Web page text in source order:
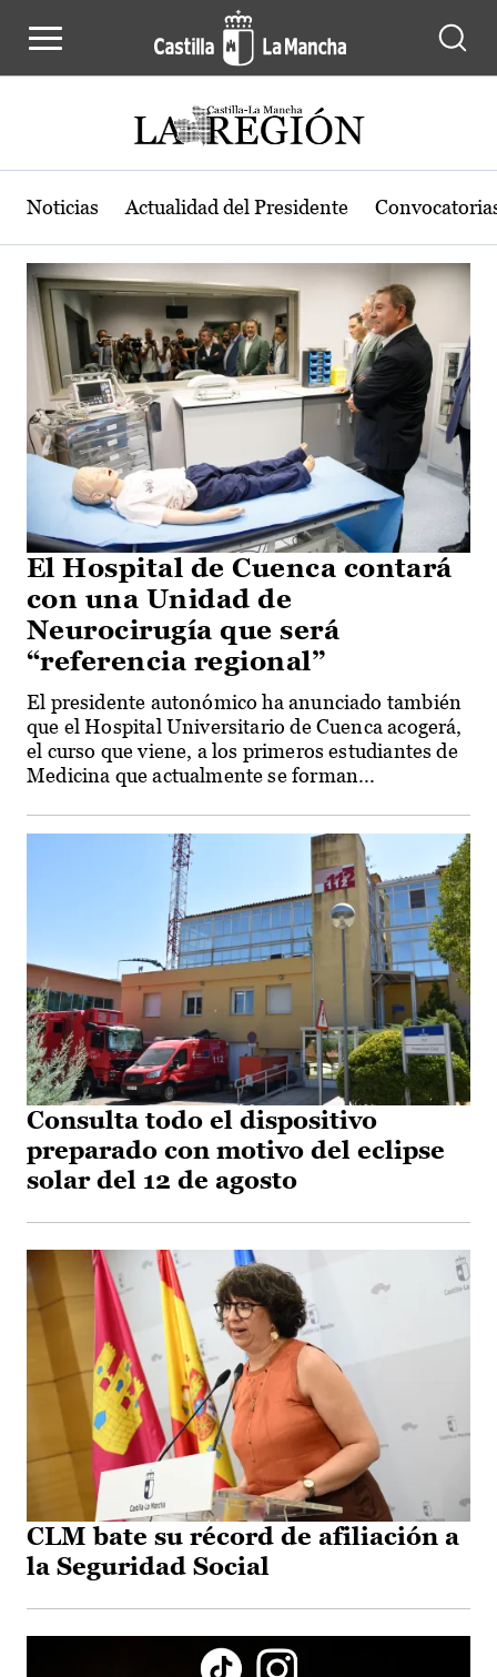
Actualidad de la región de Castilla-
Noticias Actualidad del Presidente
El Hospital de Cuenca contará
con una Unidad de
Neurocirugía que será
“referencia regional”
El presidente autonómico ha anunciado también
que el Hospital Universitario de Cuenca acogerá,
el curso que viene, a los primeros estudiantes de
Medicina que actualmente se forman...
Consulta todo el dispositivo
preparado con motivo del eclipse
solar del 12 de agosto
CLM bate su récord de afiliación a
la Seguridad Social